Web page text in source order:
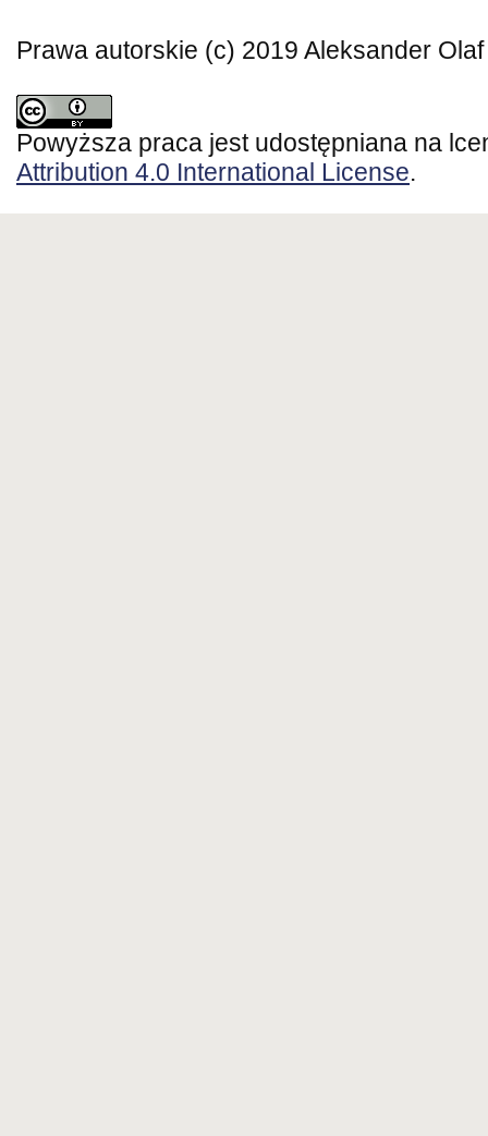
Prawa autorskie (c) 2019 Aleksander
Powyższa praca jest udostępniana na
Attribution 4.0 International License.